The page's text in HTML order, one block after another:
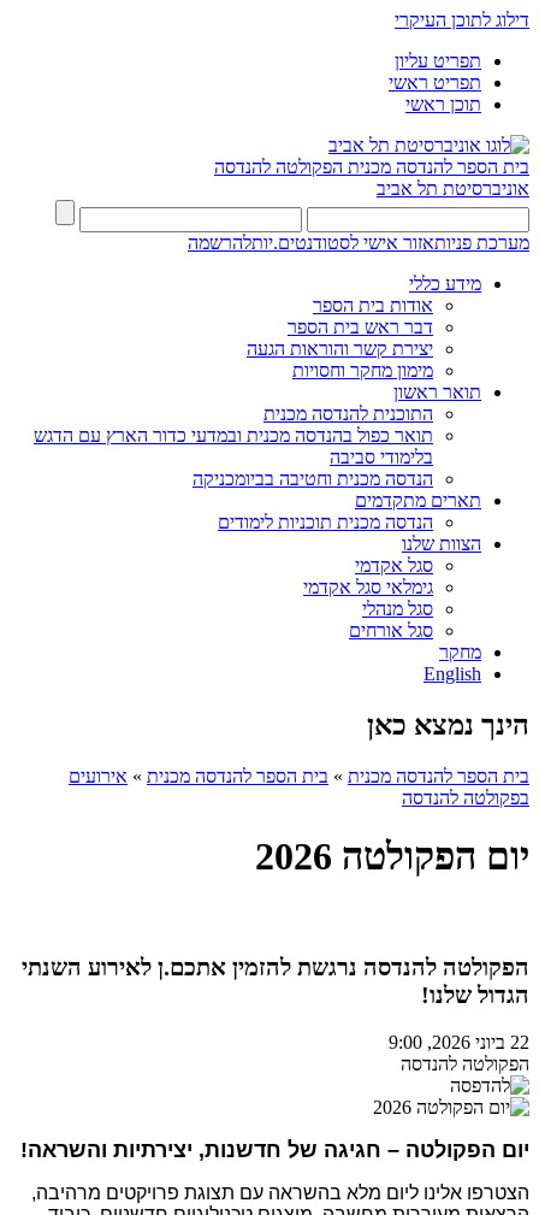
דילוג לתוכן העיקרי
תפריט עליון
תפריט ראשי
תוכן ראשי
בית הספר להנדסה מכנית הפקולטה להנדסה
אוניברסיטת תל אביב
מערכת פניותאזור אישי לסטודנטים.יותלהרשמה
מידע כללי
אודות בית הספר
דבר ראש בית הספר
יצירת קשר והוראות הגעה
מימון מחקר וחסויות
תואר ראשון
התוכנית להנדסה מכנית
תואר כפול בהנדסה מכנית ובמדעי כדור הארץ עם הדגש
בלימודי סביבה
הנדסה מכנית וחטיבה בביומכניקה
תארים מתקדמים
הנדסה מכנית תוכניות לימודים
הצוות שלנו
סגל אקדמי
גימלאי סגל אקדמי
סגל מנהלי
סגל אורחים
מחקר
English
הינך נמצא כאן
בית הספר להנדסה מכנית » בית הספר להנדסה מכנית » אירועים
בפקולטה להנדסה
יום הפקולטה 2026
הפקולטה להנדסה נרגשת להזמין אתכם.ן לאירוע השנתי
הגדול שלנו!
22 ביוני 2026, 9:00
הפקולטה להנדסה
יום הפקולטה – חגיגה של חדשנות, יצירתיות והשראה!
הצטרפו אלינו ליום מלא בהשראה עם תצוגת פרויקטים מרהיבה,